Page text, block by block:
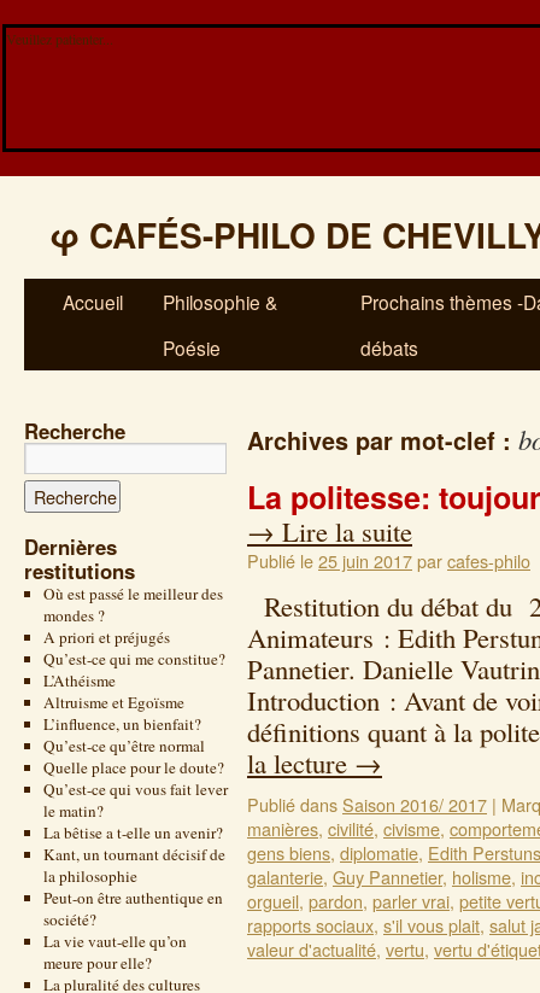
Veuillez patienter...
φ CAFÉS-PHILO DE
Accueil
Philosophie &
Poésie
Prochains thèmes -
débats
Recherche
Dernières
restitutions
Où est passé le meilleur des
mondes ?
A priori et préjugés
Qu’est-ce qui me constitue?
L’Athéisme
Altruisme et Egoïsme
L’influence, un bienfait?
Qu’est-ce qu’être normal
Quelle place pour le doute?
Qu’est-ce qui vous fait lever
le matin?
La bêtise a t-elle un avenir?
Kant, un tournant décisif de
la philosophie
Peut-on être authentique en
société?
La vie vaut-elle qu’on
meure pour elle?
La pluralité des cultures
Archives par mot-clef :
La politesse:
→ Lire la suite
Publié le25 juin 2017parcafes-philo
Restitution du débat du
Animateurs : Edith
Pannetier. Danielle
Introduction : Avant de
définitions quant à la
la lecture →
Publié dansSaison 2016/ 2017 |
manières, civilité, civisme,
gens biens, diplomatie, Edith
galanterie, Guy Pannetier, holisme,
orgueil, pardon, parler vrai, petite
rapports sociaux, s'il vous plait, salut
valeur d'actualité, vertu, vertu